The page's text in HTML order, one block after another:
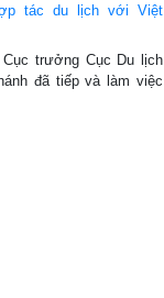
tác du lịch với Việt
trưởng Cục Du lịch
đã tiếp và làm việc